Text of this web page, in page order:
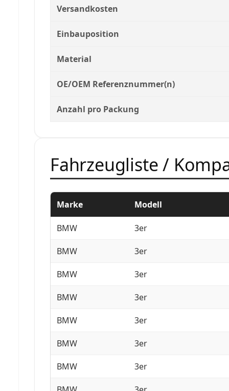
Versandkosten
Einbauposition
Material
OE/OEM Referenznummer(n)
Anzahl pro Packung
Fahrzeugliste /
Marke Modell
BMW 3er
BMW 3er
BMW 3er
BMW 3er
BMW 3er
BMW 3er
BMW 3er